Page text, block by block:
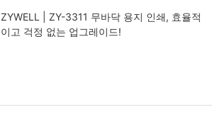
ZYWELL | ZY-3311 무바닥 용지 인쇄, 효율적
이고 걱정 없는 업그레이드!